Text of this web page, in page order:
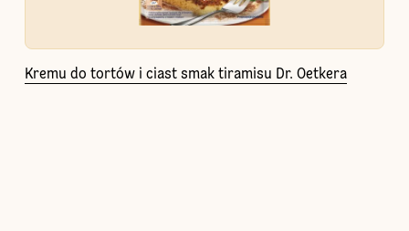
Kremu do tortów i ciast smak tiramisu Dr. Oetkera